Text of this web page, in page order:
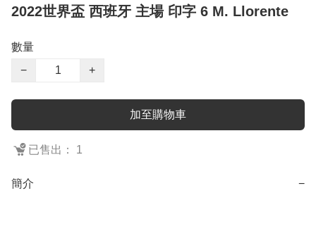
2022世界盃 西班牙 主場 印字 6 M. Llorente
數量
−
+
加至購物車
已售出： 1
簡介 −